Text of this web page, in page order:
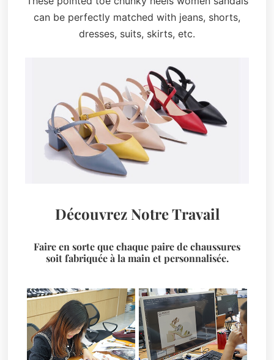
can be perfectly matched with jeans, shorts,
dresses, suits, skirts, etc.
Découvrez Notre Travail
Faire en sorte que chaque paire de chaussures
soit fabriquée à la main et personnalisée.